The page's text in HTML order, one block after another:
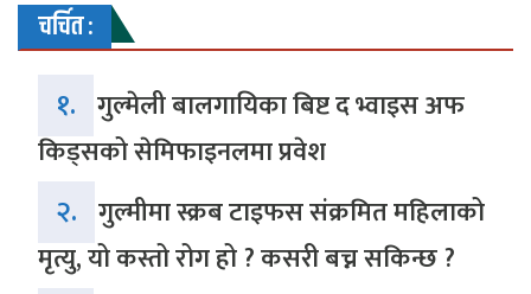
चर्चित :
१. गुल्मेली बालगायिका बिष्ट द भ्वाइस अफ
किड्सको सेमिफाइनलमा प्रवेश
२. गुल्मीमा स्क्रब टाइफस संक्रमित महिलाको
मृत्यु, यो कस्तो रोग हो ? कसरी बच्न सकिन्छ ?